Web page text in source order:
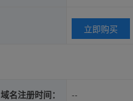
立即购买
域名注册时间： --